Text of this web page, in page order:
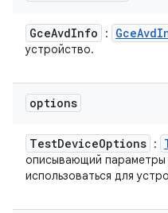
GceAvdInfo : GceAvd
устройство.
options
TestDeviceOptions :
описывающий параметры
использоваться для